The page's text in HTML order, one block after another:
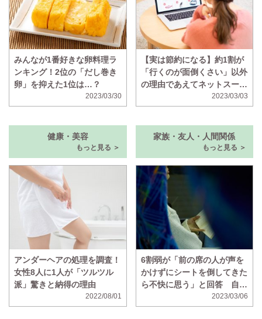
みんなが1番好きな卵料理ラ
ンキング！2位の「だし巻き
卵」を抑えた1位は…？
2023/03/30
【実は節約になる】約1割が
「行くのが面倒くさい」以外
の理由であえてネットスーパ
2023/03/03
健康・美容
もっと見る ＞
アンダーヘアの処理を調査！
女性8人に1人が「ツルツル
派」驚きと納得の理由
2022/08/01
家族・友人・人間関係
もっと見る ＞
6割弱が「前の席の人が声を
かけずにシートを倒してきた
ら不快に思う」と回答 自分
は声をかけないのに、声をか
けずに倒されたら不快に思う
2023/03/06